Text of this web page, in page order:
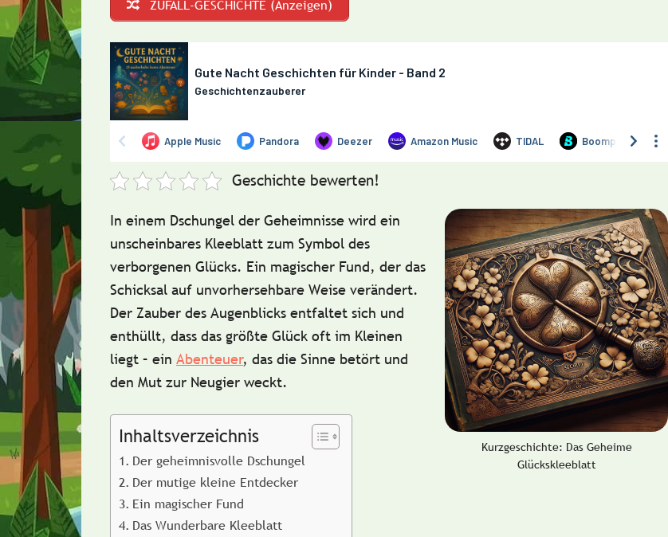
ZUFALL-GESCHICHTE (Anzeigen)
Geschichte bewerten!
Kurzgeschichte: Das Geheime
Glückskleeblatt
In einem Dschungel der Geheimnisse wird ein
unscheinbares Kleeblatt zum Symbol des
verborgenen Glücks. Ein magischer Fund, der das
Schicksal auf unvorhersehbare Weise verändert.
Der Zauber des Augenblicks entfaltet sich und
enthüllt, dass das größte Glück oft im Kleinen
liegt – ein Abenteuer, das die Sinne betört und
den Mut zur Neugier weckt.
Inhaltsverzeichnis
Der geheimnisvolle Dschungel
Der mutige kleine Entdecker
Ein magischer Fund
Das Wunderbare Kleeblatt